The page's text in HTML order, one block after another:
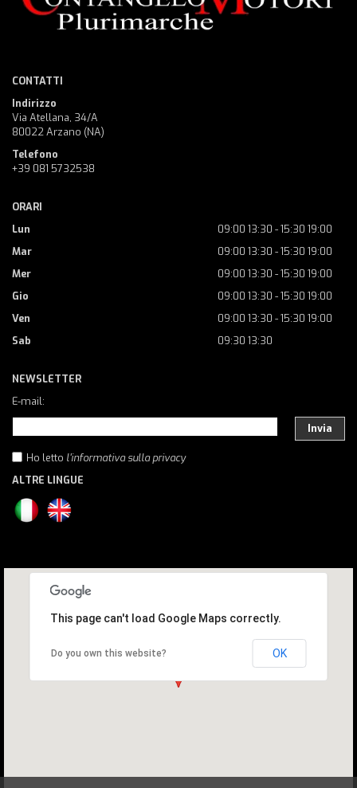
CONTATTI
Indirizzo
Via Atellana, 34/A
80022 Arzano (NA)
Telefono
+39 081 5732538
ORARI
Lun
09:00 13:30 - 15:30 19:00
Mar
09:00 13:30 - 15:30 19:00
Mer
09:00 13:30 - 15:30 19:00
Gio
09:00 13:30 - 15:30 19:00
Ven
09:00 13:30 - 15:30 19:00
Sab
09:30 13:30
NEWSLETTER
E-mail:
Invia
Ho letto l'informativa sulla privacy
ALTRE LINGUE
This page can't load Google Maps correctly.
Do you own this website? OK